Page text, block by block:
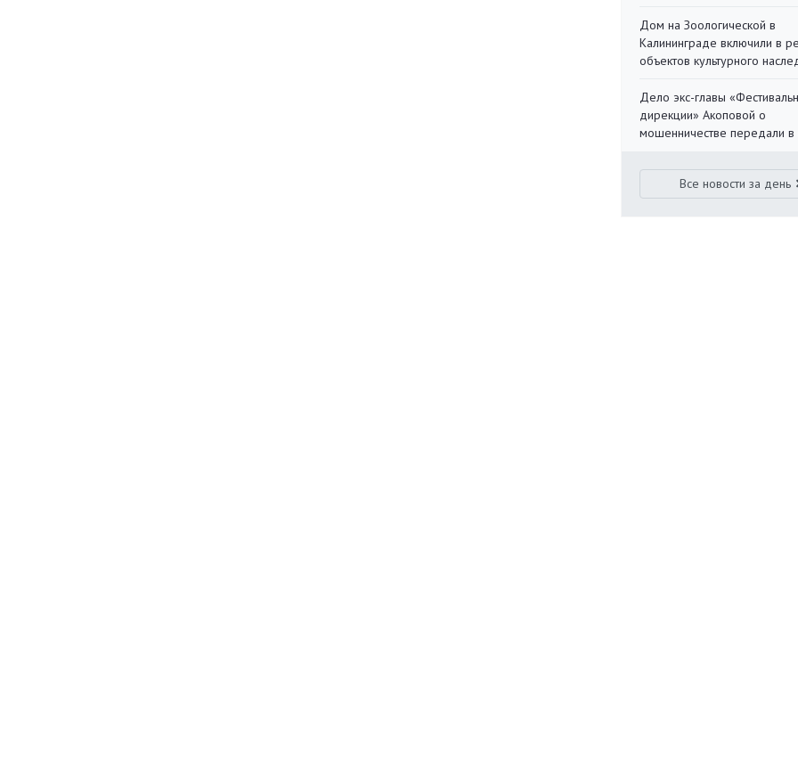
Дом на Зоологической в
Калининграде включили в
объектов культурного
Дело экс-главы
дирекции» Акоповой о
мошенничестве передали в
Все новости за день